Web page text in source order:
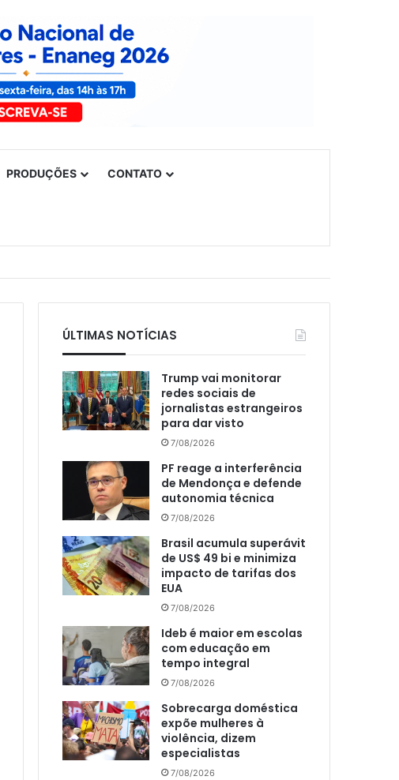
PRODUÇÕES CONTATO
ÚLTIMAS NOTÍCIAS
Trump vai monitorar
redes sociais de
jornalistas estrangeiros
para dar visto
7/08/2026
PF reage a interferência
de Mendonça e defende
autonomia técnica
7/08/2026
Brasil acumula superávit
de US$ 49 bi e minimiza
impacto de tarifas dos
EUA
7/08/2026
Ideb é maior em escolas
com educação em
tempo integral
7/08/2026
Sobrecarga doméstica
expõe mulheres à
violência, dizem
especialistas
7/08/2026